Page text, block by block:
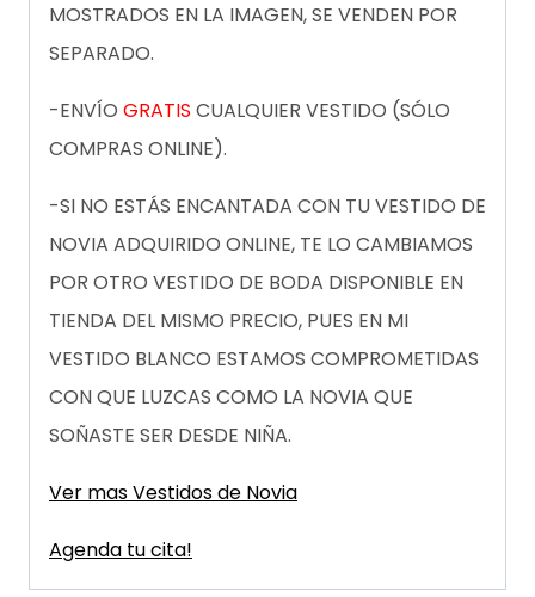
MOSTRADOS EN LA IMAGEN, SE VENDEN POR
SEPARADO.
-ENVÍO GRATIS CUALQUIER VESTIDO (SÓLO
COMPRAS ONLINE).
-SI NO ESTÁS ENCANTADA CON TU VESTIDO DE
NOVIA ADQUIRIDO ONLINE, TE LO CAMBIAMOS
POR OTRO VESTIDO DE BODA DISPONIBLE EN
TIENDA DEL MISMO PRECIO, PUES EN MI
VESTIDO BLANCO ESTAMOS COMPROMETIDAS
CON QUE LUZCAS COMO LA NOVIA QUE
SOÑASTE SER DESDE NIÑA.
Ver mas Vestidos de Novia
Agenda tu cita!